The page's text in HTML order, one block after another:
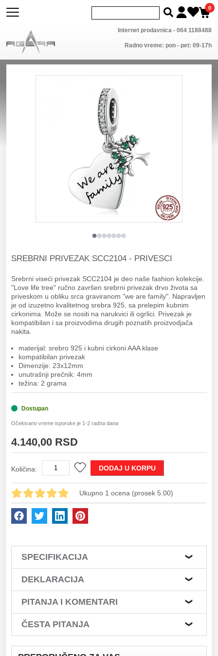
0
Internet prodavnica - 064 1188488
Radno vreme: pon - pet: 09-17h
SREBRNI PRIVEZAK SCC2104 - PRIVESCI
Srebrni viseći privezak SCC2104 je deo naše fashion kolekcije.
"Love life tree" ručno završen srebrni privezak drvo života sa
priveskom u obliku srca graviranom "we are family". Napravljen
je od izuzetno kvalitetnog srebra 925, sa prelepim kubnim
cirkonima. Može se nositi na narukvici ili ogrlici. Privezak je
kompatibilan i sa proizvodima drugih poznatih proizvodjača
nakita.
materijal: srebro 925 i kubni cirkoni AAA klase
kompatibilan privezak
Dimenzije: 23x12mm
unutrašnji prečnik: 4mm
težina: 2 grama
Dostupan
Očekivano vreme isporuke je 1-2 radna dana
4.140,00 RSD
Količina: DODAJ U KORPU
Ukupno 1 ocena (prosek 5.00)
SPECIFIKACIJA
DEKLARACIJA
PITANJA I KOMENTARI
ČESTA PITANJA
GDE SE NALAZI VAŠA PRODAVNICA?